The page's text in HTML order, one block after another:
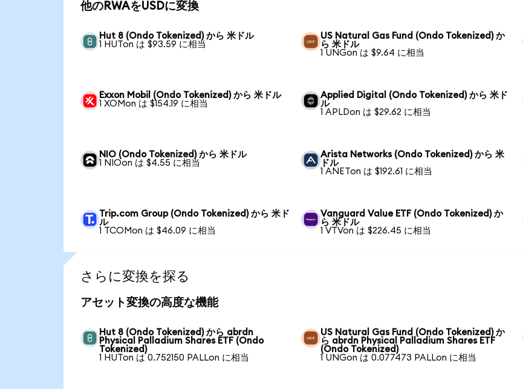
他のRWAをUSDに変換
Hut 8 (Ondo Tokenized) から 米ドル
1 HUTon は $93.59 に相当
US Natural Gas Fund (Ondo Tokenized) か
ら 米ドル
1 UNGon は $9.64 に相当
Exxon Mobil (Ondo Tokenized) から 米ドル
1 XOMon は $154.19 に相当
Applied Digital (Ondo Tokenized) から 米ド
ル
1 APLDon は $29.62 に相当
NIO (Ondo Tokenized) から 米ドル
1 NIOon は $4.55 に相当
Arista Networks (Ondo Tokenized) から 米
ドル
1 ANETon は $192.61 に相当
Trip.com Group (Ondo Tokenized) から 米ド
ル
1 TCOMon は $46.09 に相当
Vanguard Value ETF (Ondo Tokenized) か
ら 米ドル
1 VTVon は $226.45 に相当
さらに変換を探る
アセット変換の高度な機能
Hut 8 (Ondo Tokenized) から abrdn
Physical Palladium Shares ETF (Ondo
Tokenized)
1 HUTon は 0.752150 PALLon に相当
US Natural Gas Fund (Ondo Tokenized) か
ら abrdn Physical Palladium Shares ETF
(Ondo Tokenized)
1 UNGon は 0.077473 PALLon に相当